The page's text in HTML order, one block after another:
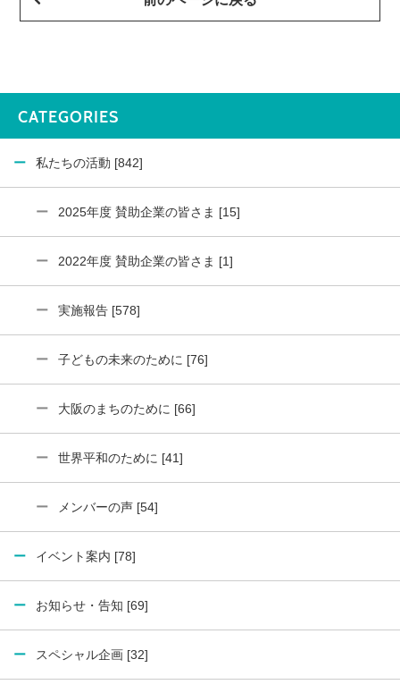
CATEGORIES
私たちの活動 [842]
2025年度 賛助企業の皆さま [15]
2022年度 賛助企業の皆さま [1]
実施報告 [578]
子どもの未来のために [76]
大阪のまちのために [66]
世界平和のために [41]
メンバーの声 [54]
イベント案内 [78]
お知らせ・告知 [69]
スペシャル企画 [32]